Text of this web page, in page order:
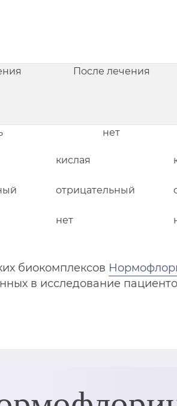
После лечения
нет
кислая
отрицательный
нет
биокомплексов
в исследование